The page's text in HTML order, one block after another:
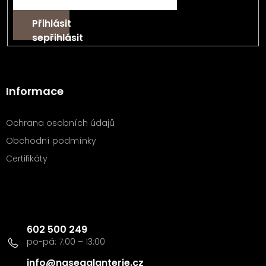
Přihlásit
se
Informace
Ochrana osobních údajů
Obchodní podmínky
Certifikáty
info@nasegalanterie.cz
602 500 249